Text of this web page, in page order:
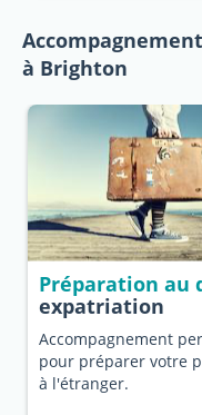
à Brighton
Préparation au
expatriation
Accompagnement
pour préparer votre
à l'étranger.